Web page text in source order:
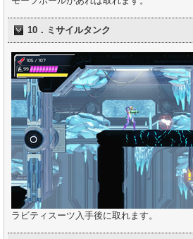
10．ミサイルタンク
ラビティスーツ入手後に取れます。